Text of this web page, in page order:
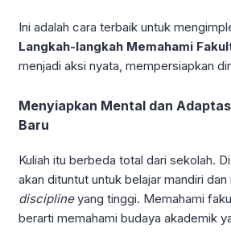
Ini adalah cara terbaik untuk
Langkah-langkah Memahami
menjadi aksi nyata, mempersiapkan
Menyiapkan Mental dan
Baru
Kuliah itu berbeda total dari sekolah.
akan dituntut untuk belajar mandiri dan
disciplineyang tinggi. Memahami
berarti memahami budaya akademik